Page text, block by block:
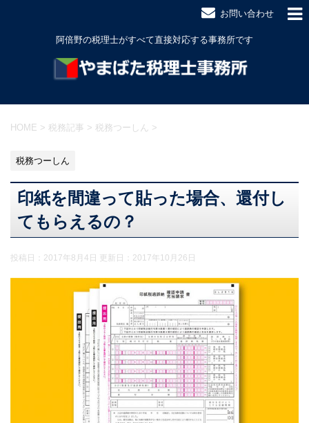
お問い合わせ
阿倍野の税理士がすべて直接対応する事務所です
HOME > 税務記事 > 税務つーしん >
税務つーしん
印紙を間違って貼った場合、還付し
てもらえるの？
投稿日：2017年8月4日 更新日： 2017年10月26日